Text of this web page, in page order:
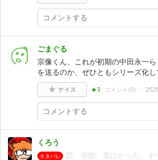
ごまぐる
宗像くん、これが初期の中田永一
を送るのか、ぜひともシリーズ化し
ナイス ★3 コメント(0)
くろう
ネタバレ
図。堪能。面白かった。